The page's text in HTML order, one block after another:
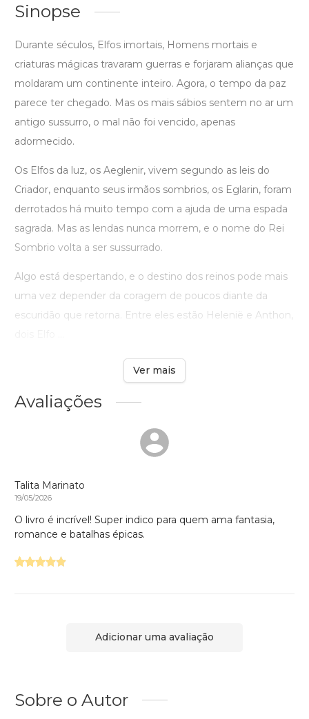
Sinopse
Durante séculos, Elfos imortais, Homens mortais e
criaturas mágicas travaram guerras e forjaram alianças que
moldaram um continente inteiro. Agora, o tempo da paz
parece ter chegado. Mas os mais sábios sentem no ar um
antigo sussurro, o mal não foi vencido, apenas
adormecido.
Os Elfos da luz, os Aeglenir, vivem segundo as leis do
Criador, enquanto seus irmãos sombrios, os Eglarin, foram
derrotados há muito tempo com a ajuda de uma espada
sagrada. Mas as lendas nunca morrem, e o nome do Rei
Sombrio volta a ser sussurrado.
Algo está despertando, e o destino dos reinos pode mais
uma vez depender da coragem de poucos diante da
escuridão que retorna. Entre eles estão Helenië e Anthon,
Ver mais
Avaliações
Talita Marinato
19/05/2026
O livro é incrível! Super indico para quem ama fantasia,
romance e batalhas épicas.
Adicionar uma avaliação
Sobre o Autor